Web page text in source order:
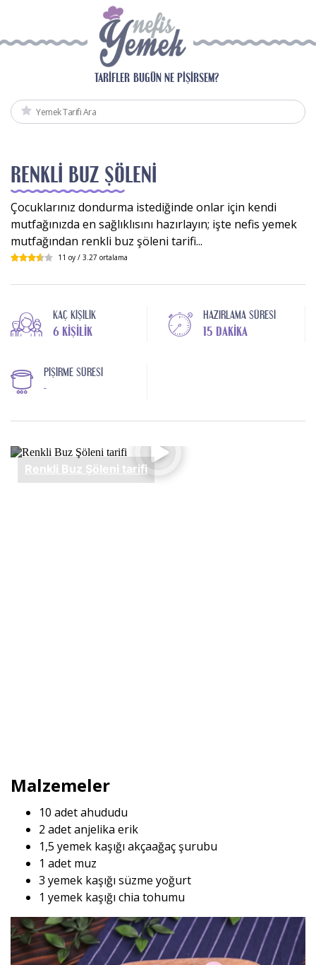
TARIFLER BUGÜN NE PIŞIRSEM?
RENKLI BUZ ŞÖLENI
Çocuklarınız dondurma istediğinde onlar için kendi
mutfağınızda en sağlıklısını hazırlayın; işte nefis yemek
mutfağından renkli buz şöleni tarifi...
11 oy / 3.27 ortalama
KAÇ KIŞILIK
6 KIŞILIK
HAZIRLAMA SÜRESI
15 DAKIKA
PIŞIRME SÜRESI
-
Malzemeler
10 adet ahududu
2 adet anjelika erik
1,5 yemek kaşığı akçaağaç şurubu
1 adet muz
3 yemek kaşığı süzme yoğurt
1 yemek kaşığı chia tohumu